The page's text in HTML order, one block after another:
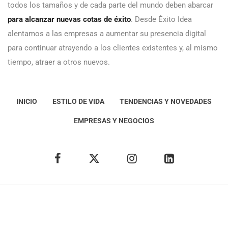
todos los tamaños y de cada parte del mundo deben abarcar
para alcanzar nuevas cotas de éxito. Desde Éxito Idea
alentamos a las empresas a aumentar su presencia digital
para continuar atrayendo a los clientes existentes y, al mismo
tiempo, atraer a otros nuevos.
INICIO ESTILO DE VIDA TENDENCIAS Y NOVEDADES
EMPRESAS Y NEGOCIOS